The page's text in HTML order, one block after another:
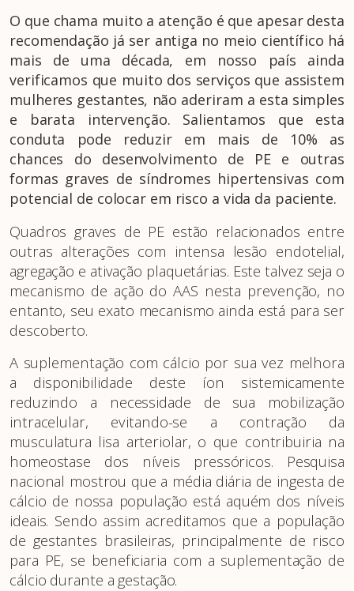
O que chama muito a atenção é que apesar desta
recomendação já ser antiga no meio científico há
mais de uma década, em nosso país ainda
verificamos que muito dos serviços que assistem
mulheres gestantes, não aderiram a esta simples
e barata intervenção. Salientamos que esta
conduta pode reduzir em mais de 10% as
chances do desenvolvimento de PE e outras
formas graves de síndromes hipertensivas com
potencial de colocar em risco a vida da paciente.
Quadros graves de PE estão relacionados entre
outras alterações com intensa lesão endotelial,
agregação e ativação plaquetárias. Este talvez seja o
mecanismo de ação do AAS nesta prevenção, no
entanto, seu exato mecanismo ainda está para ser
descoberto.
A suplementação com cálcio por sua vez melhora
a disponibilidade deste íon sistemicamente
reduzindo a necessidade de sua mobilização
intracelular, evitando-se a contração da
musculatura lisa arteriolar, o que contribuiria na
homeostase dos níveis pressóricos. Pesquisa
nacional mostrou que a média diária de ingesta de
cálcio de nossa população está aquém dos níveis
ideais. Sendo assim acreditamos que a população
de gestantes brasileiras, principalmente de risco
para PE, se beneficiaria com a suplementação de
cálcio durante a gestação.